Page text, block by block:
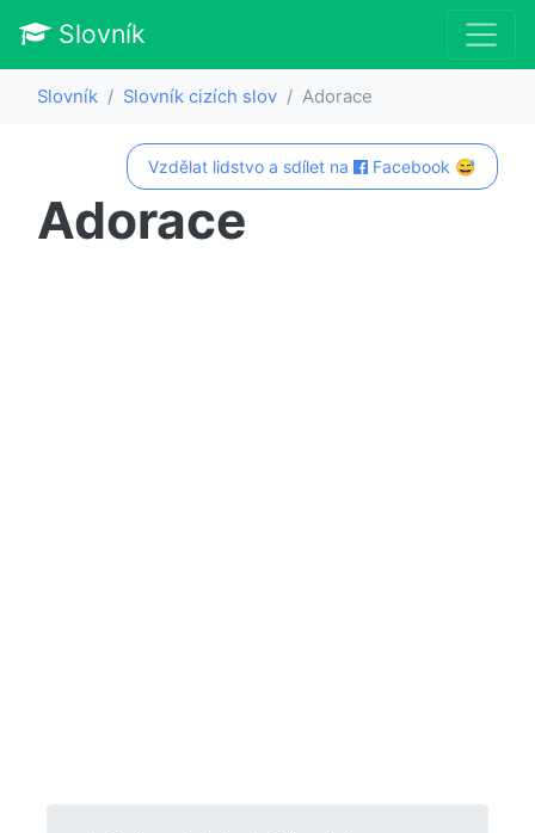
Slovník
Slovník Slovník cizích slov Adorace
Vzdělat lidstvo a sdílet na Facebook 😅
Adorace